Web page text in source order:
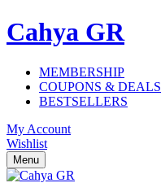
Cahya GR
MEMBERSHIP
COUPONS & DEALS
BESTSELLERS
My Account
Wishlist
Menu